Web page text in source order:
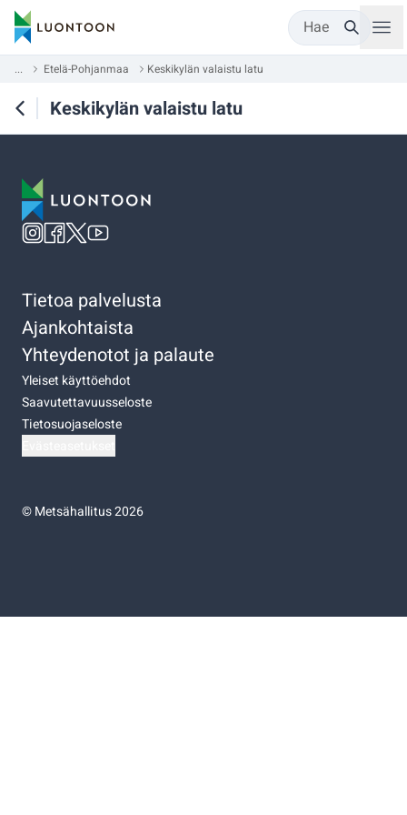
Hae
... Etelä-Pohjanmaa Keskikylän valaistu latu
Keskikylän valaistu latu
Tietoa palvelusta
Ajankohtaista
Yhteydenotot ja palaute
Yleiset käyttöehdot
Saavutettavuusseloste
Tietosuojaseloste
©Metsähallitus 2026